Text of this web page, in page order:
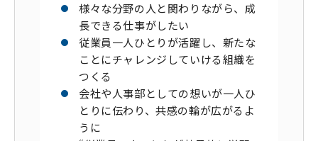
様々な分野の人と関わりながら、成
長できる仕事がしたい
従業員一人ひとりが活躍し、新たな
ことにチャレンジしていける組織を
つくる
会社や人事部としての想いが一人ひ
とりに伝わり、共感の輪が広がるよ
うに